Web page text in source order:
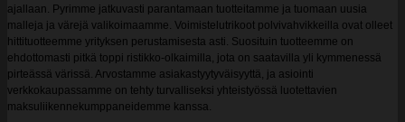
ajallaan. Pyrimme jatkuvasti parantamaan tuotteitamme ja tuomaan uusia
malleja ja värejä valikoimaamme. Voimistelutrikoot polvivahvikkeilla ovat olleet
hittituotteemme yrityksen perustamisesta asti. Suosituin tuotteemme on
ehdottomasti pitkä toppi ristikko-olkaimilla, jota on saatavilla yli kymmenessä
pirteässä värissä. Arvostamme asiakastyytyväisyyttä, ja asiointi
verkkokaupassamme on tehty turvalliseksi yhteistyössä luotettavien
maksuliikennekumppaneidemme kanssa.